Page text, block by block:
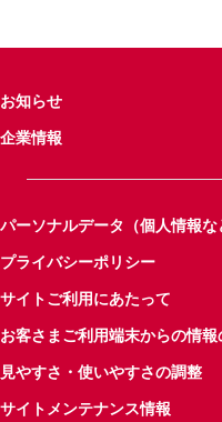
お知らせ
企業情報
パーソナルデータ（個人情報な
プライバシーポリシー
サイトご利用にあたって
お客さまご利用端末からの情
見やすさ・使いやすさの調整
サイトメンテナンス情報